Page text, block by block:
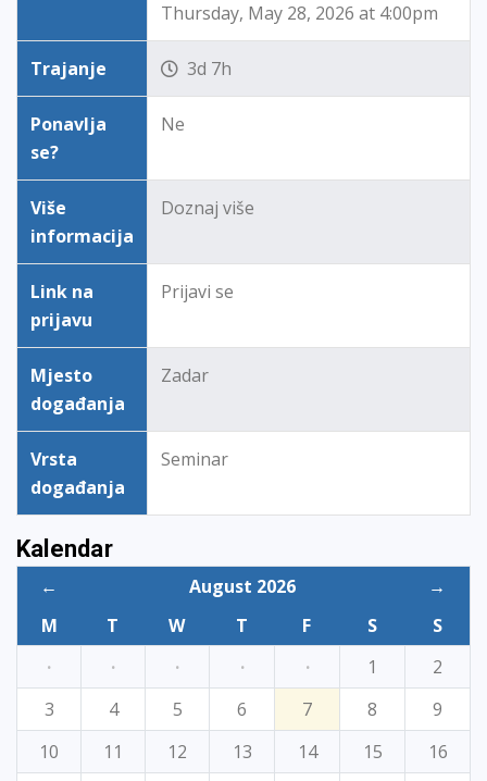
Thursday, May 28, 2026 at 4:00pm
Trajanje 3d 7h
Ponavlja
se?
Ne
Više
informacija
Doznaj više
Link na
prijavu
Prijavi se
Mjesto
događanja
Zadar
Vrsta
događanja
Seminar
Kalendar
← August 2026
→
M
T W T F S
S
·
· · · · 1
2
3
4 5 6 7 8
9
10
11 12 13 14 15
16